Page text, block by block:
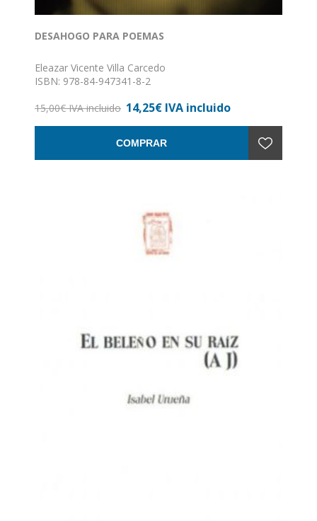
DESAHOGO PARA POEMAS
Eleazar Vicente Villa Carcedo
ISBN: 978-84-947341-8-2
Nº de páginas: 104
15,00€ IVA incluido 14,25€ IVA incluido
COMPRAR